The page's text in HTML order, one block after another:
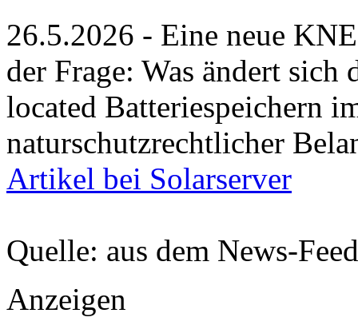
26.5.2026 - Eine neue
der Frage: Was ändert
located Batteriespeichern
naturschutzrechtlicher
Artikel bei Solarserver
Quelle: aus dem News-
Anzeigen